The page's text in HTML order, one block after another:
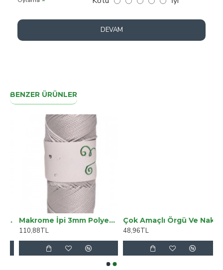
DEVAM
BENZER ÜRÜNLER
Makrome İpi 3mm Polyester Gri
110,88TL
Çok Amaçlı Örgü Ve Nakış İpi Mor 6032
48,96TL